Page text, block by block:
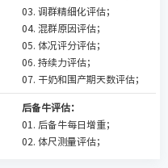
03. 调群精细化评估；
04. 混群原因评估；
05. 体况评分评估；
06. 持续力评估；
07. 干奶和围产期天数评估；
后备牛评估：
01. 后备牛每日增重；
02. 体尺测量评估；